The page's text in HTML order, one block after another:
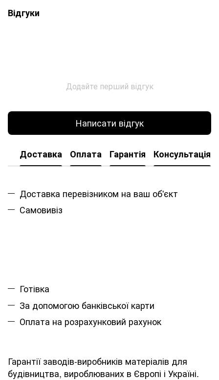
Відгуки
Додайте перший відгук
Написати відгук
Доставка Оплата Гарантія Консультація
Доставка перевізником на ваш об'єкт
Самовивіз
Готівка
За допомогою банківської карти
Оплата на розрахунковий рахунок
Гарантії заводів-виробників матеріалів для
будівництва, вироблюваних в Європі і Україні.